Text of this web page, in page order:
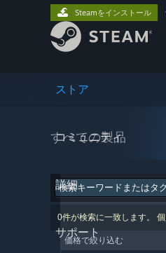
ストア
コミュニティ
詳細
サポート
Steamをインストール
すべての製品
0件が検索に一致します。
価格で絞り込む